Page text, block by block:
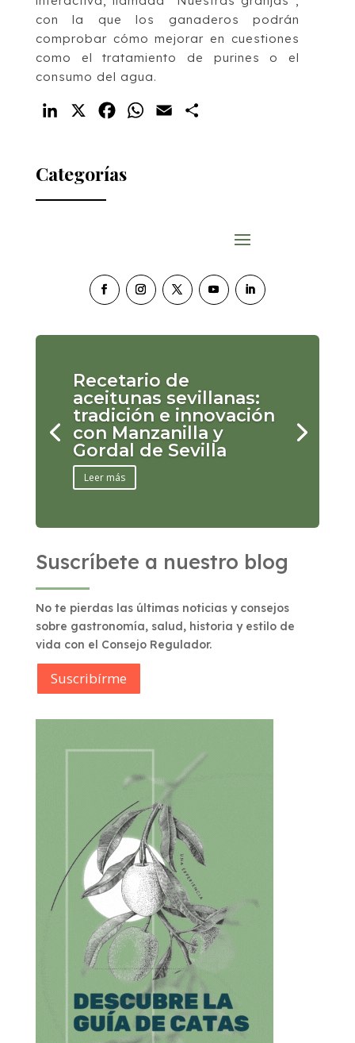
con la que los ganaderos podrán
comprobar cómo mejorar en cuestiones
como el tratamiento de purines o el
consumo del agua.
LinkedIn FacebookWhatsApp
Email
Categorías
Recetario de
aceitunas sevillanas:
tradición e innovación
con Manzanilla y
Gordal de Sevilla
Leer más
Suscríbete a nuestro blog
No te pierdas las últimas noticias y consejos
sobre gastronomía, salud, historia y estilo de
vida con el Consejo Regulador.
Suscribírme